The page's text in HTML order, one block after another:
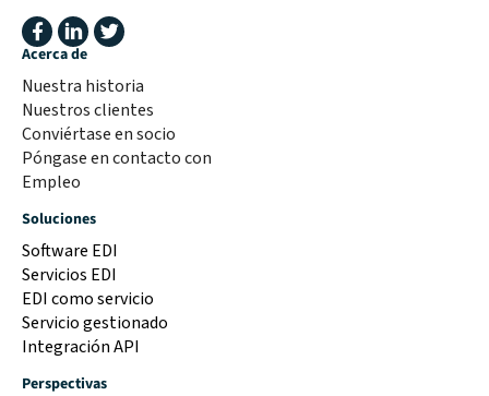
Acerca de
Nuestra historia
Nuestros clientes
Conviértase en socio
Póngase en contacto con
Empleo
Soluciones
Software EDI
Servicios EDI
EDI como servicio
Servicio gestionado
Integración API
Perspectivas